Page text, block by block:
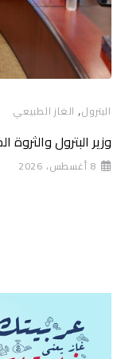
البترول, الغاز الطبيعي
وزير البترول
8 أغسطس، 2026